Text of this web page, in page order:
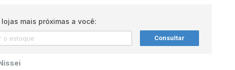
mais próximas a você:
Consultar